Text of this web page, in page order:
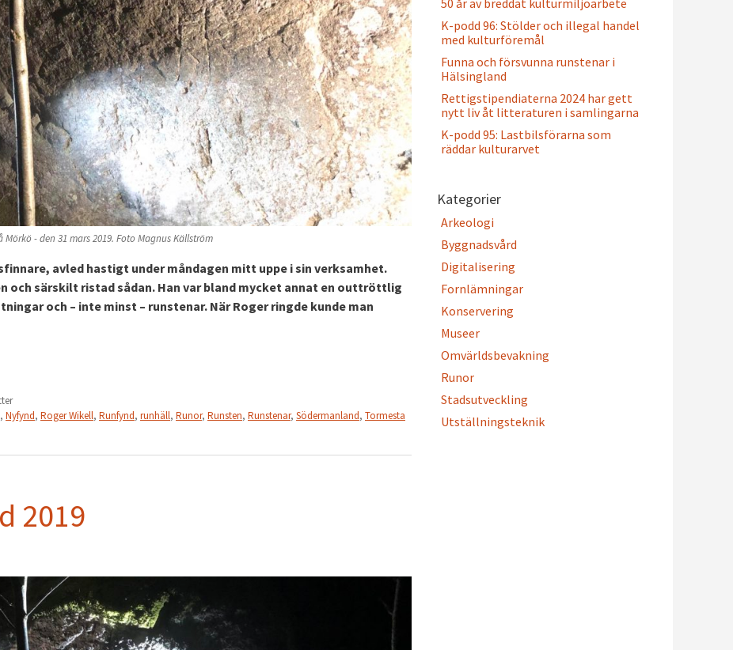
- den 31 mars 2019. Foto Magnus Källström
avled hastigt under måndagen mitt uppe i sin verksamhet.
och särskilt ristad sådan. Han var bland mycket annat en outtröttlig
och – inte minst – runstenar. När Roger ringde kunde man
, Nyfynd, Roger Wikell, Runfynd, runhäll, Runor, Runsten, Runstenar, Södermanland, Tormesta
2019
50 år av breddat kulturmiljöarbete
K-podd 96: Stölder och illegal handel
med kulturföremål
Funna och försvunna runstenar i
Hälsingland
Rettigstipendiaterna 2024 har gett
nytt liv åt litteraturen i samlingarna
K-podd 95: Lastbilsförarna som
räddar kulturarvet
Kategorier
Arkeologi
Byggnadsvård
Digitalisering
Fornlämningar
Konservering
Museer
Omvärldsbevakning
Runor
Stadsutveckling
Utställningsteknik